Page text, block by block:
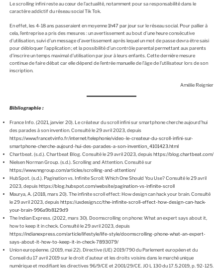
Lescrollinginfini reste au cœur de l’actualité, notamment pour sa responsabilité dans le
caractère addictif du réseau social Tik Tok.
En effet, les 4-18 ans passeraient en moyenne1h47 par joursur le réseau social. Pour pallier à
cela, l’entreprise a pris des mesures : un avertissement au bout d’une heure consécutive
d’utilisation, suivi d’un message d’avertissement après lequel un mot de passe devra être saisi
pour débloquer l’application ; et la possibilité d’un contrôle parental permettant aux parents
d’inscrire un temps maximal d’utilisation par jour à leurs enfants. Cette dernière mesure
continue de faire débat car elle dépend de l’entrée manuelle de l’âge de l’utilisateur lors de son
inscription.
Amélie Reignier
Bibliographie :
France Info. (2021, janvier 20). Le créateur du scroll infini sur smartphone cherche aujourd’hui
des parades à son invention. Consulté le 29 avril 2023, depuis
https://www.francetvinfo.fr/internet/telephonie/video-le-createur-du-scroll-infini-sur-
smartphone-cherche-aujourd-hui-des-parades-a-son-invention_4101423.html
Chartbeat. (s.d.). Chartbeat Blog. Consulté le 29 avril 2023, depuishttps://blog.chartbeat.com/
Nielsen Norman Group. (s.d.). Scrolling and Attention. Consulté sur
https://www.nngroup.com/articles/scrolling-and-attention/
HubSpot. (s.d.). Pagination vs. Infinite Scroll: Which One Should You Use? Consulté le 29 avril
2023, depuishttps://blog.hubspot.com/website/pagination-vs-infinite-scroll
Maurya, A. (2018, mars 20). The infinite scroll effect: How design can hack your brain. Consulté
le 29 avril 2023, depuishttps://uxdesign.cc/the-infinite-scroll-effect-how-design-can-hack-
your-brain-996a9b8129d9
The Indian Express. (2022, mars 30). Doomscrolling on phone: What an expert says about it,
how to keep it in check. Consulté le 29 avril 2023, depuis
https://indianexpress.com/article/lifestyle/life-style/doomscrolling-phone-what-an-expert-
says-about-it-how-to-keep-it-in-check-7893079/
Union européenne. (2019, mai 22). Directive (UE) 2019/790 du Parlement européen et du
Conseil du 17 avril 2019 sur le droit d’auteur et les droits voisins dans le marché unique
numérique et modifiant les directives 96/9/CE et 2001/29/CE. JO L 130 du 17.5.2019, p. 92-125.